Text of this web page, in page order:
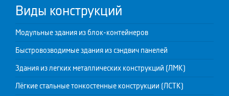
Виды конструкций
Модульные здания из блок-контейнеров
Быстровозводимые здания из сэндвич панелей
Здания из легких металлических конструкций (ЛМК)
Лёгкие стальные тонкостенные конструкции (ЛСТК)